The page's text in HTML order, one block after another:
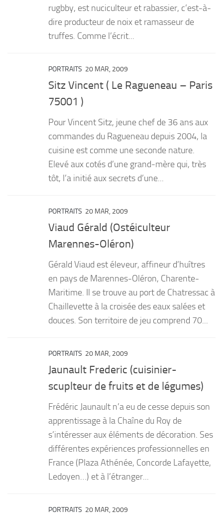
rugbby, est nuciculteur et rabassier, c’est-à-
dire producteur de noix et ramasseur de
truffes. Comme l’écrit...
PORTRAITS 20 MAR, 2009
Sitz Vincent ( Le Ragueneau – Paris
75001 )
Pour Vincent Sitz, jeune chef de 36 ans aux
commandes du Ragueneau depuis 2004, la
cuisine est comme une seconde nature.
Elevé aux cotés d’une grand‐mère qui, très
tôt, l’a initié aux secrets d’une...
PORTRAITS 20 MAR, 2009
Viaud Gérald (Ostéiculteur
Marennes-Oléron)
Gérald Viaud est éleveur, affineur d’huîtres
en pays de Marennes-Oléron, Charente-
Maritime. Il se trouve au port de Chatressac à
Chaillevette à la croisée des eaux salées et
douces. Son territoire de jeu comprend 70...
PORTRAITS 20 MAR, 2009
Jaunault Frederic (cuisinier-
scuplteur de fruits et de légumes)
Frédéric Jaunault n’a eu de cesse depuis son
apprentissage à la Chaîne du Roy de
s’intéresser aux éléments de décoration. Ses
différentes expériences professionnelles en
France (Plaza Athénée, Concorde Lafayette,
Ledoyen…) et à l’étranger...
PORTRAITS 20 MAR, 2009